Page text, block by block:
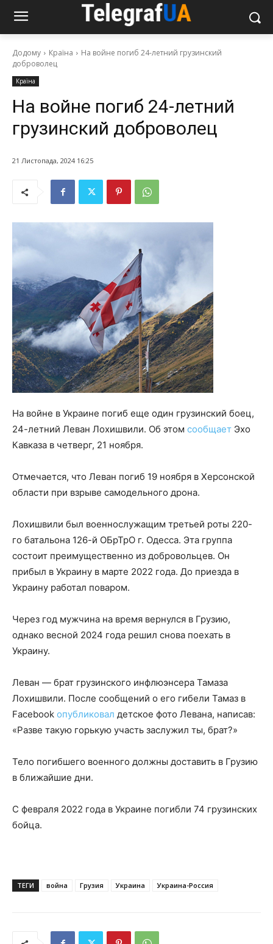
Додому Країна
На войне погиб 24-летний грузинский
доброволец
Країна
На войне погиб 24-летний
грузинский доброволец
21 Листопада, 2024 16:25
На войне в Украине погиб еще один грузинский боец,
24-летний Леван Лохишвили. Об этом сообщает Эхо
Кавказа в четверг, 21 ноября.
Отмечается, что Леван погиб 19 ноября в Херсонской
области при взрыве самодельного дрона.
Лохишвили был военнослужащим третьей роты 220-
го батальона 126-й ОБрТрО г. Одесса. Эта группа
состоит преимущественно из добровольцев. Он
прибыл в Украину в марте 2022 года. До приезда в
Украину работал поваром.
Через год мужчина на время вернулся в Грузию,
однако весной 2024 года решил снова поехать в
Украину.
Леван — брат грузинского инфлюэнсера Тамаза
Лохишвили. После сообщений о его гибели Тамаз в
Facebook опубликовал детское фото Левана, написав:
«Разве такую горькую участь заслужил ты, брат?»
Тело погибшего военного должны доставить в Грузию
в ближайшие дни.
С февраля 2022 года в Украине погибли 74 грузинских
бойца.
ТЕГИ война Грузия Украина Украина-Россия